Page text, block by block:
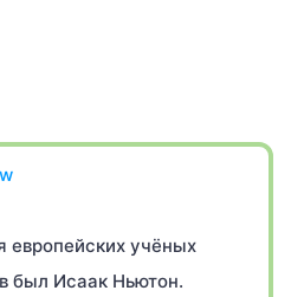
учёных
был Исаак Ньютон.